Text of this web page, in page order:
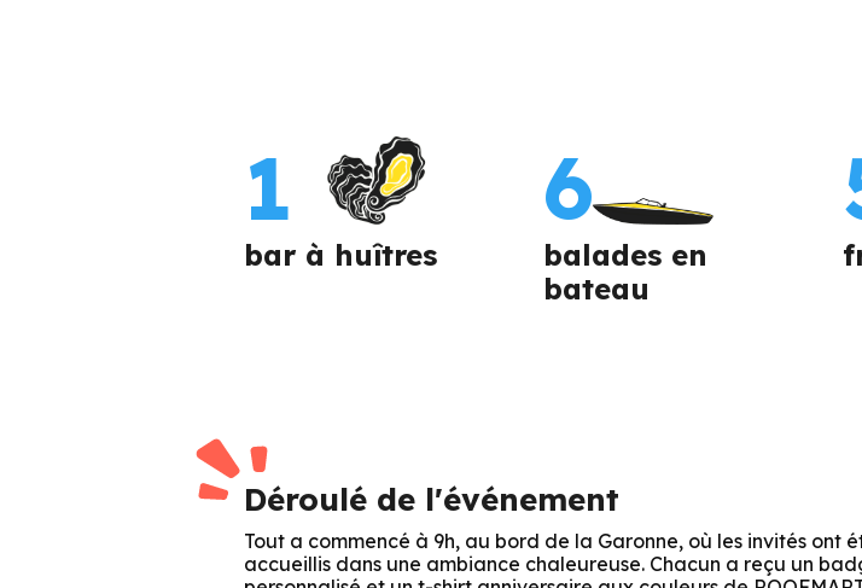
1
bar à huîtres
6
balades en
bateau
Déroulé de l'événement
Tout a commencé à 9h, au bord de la Garonne, où les invités ont
accueillis dans une ambiance chaleureuse. Chacun a reçu un